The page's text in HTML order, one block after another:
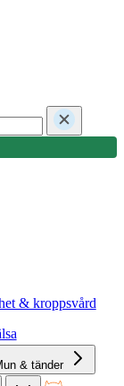
& kroppsvård
& tänder